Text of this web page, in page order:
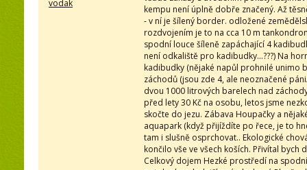
vodak
kempu není úplně dobře značený. Až
- v ní je šílený border. odložené
rozdvojením je to na cca 10 m
spodní louce šíleně zapáchající 4
není odkaliště pro kadibudky...???) Na
kadibudky (nějaké napůl prohnilé unimo
záchodů (jsou zde 4, ale neoznačené
dvou 1000 litrových barelech nad
před lety 30 Kč na osobu, letos jsme
skočte do jezu. Zábava Houpačky a
aquapark (když přijíždíte po řece, je to
tam i slušně osprchovat.. Ekologické
končilo vše ve všech koších. Přivítal
Celkový dojem Hezké prostředí na